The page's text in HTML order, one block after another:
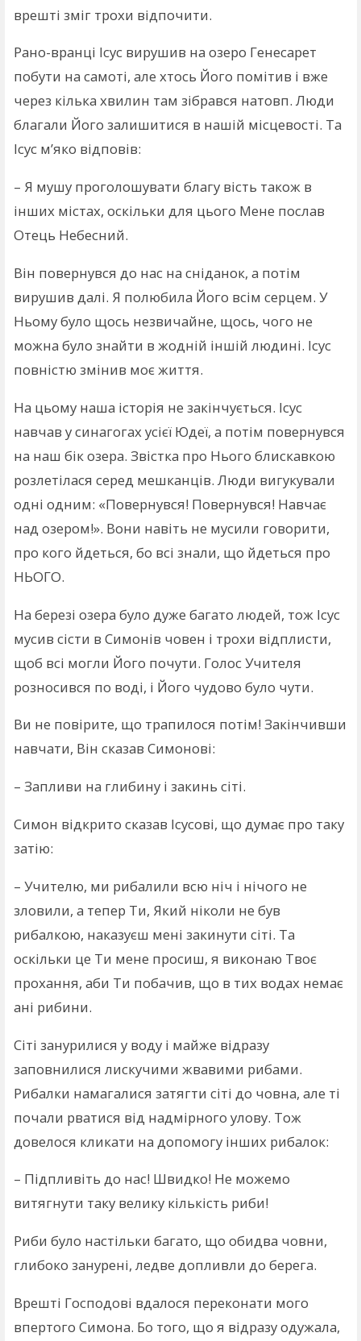
врешті зміг трохи відпочити.
Рано-вранці Ісус вирушив на озеро Генесарет
побути на самоті, але хтось Його помітив і вже
через кілька хвилин там зібрався натовп. Люди
благали Його залишитися в нашій місцевості. Та
Ісус м’яко відповів:
– Я мушу проголошувати благу вість також в
інших містах, оскільки для цього Мене послав
Отець Небесний.
Він повернувся до нас на сніданок, а потім
вирушив далі. Я полюбила Його всім серцем. У
Ньому було щось незвичайне, щось, чого не
можна було знайти в жодній іншій людині. Ісус
повністю змінив моє життя.
На цьому наша історія не закінчується. Ісус
навчав у синагогах усієї Юдеї, а потім повернувся
на наш бік озера. Звістка про Нього блискавкою
розлетілася серед мешканців. Люди вигукували
одні одним: «Повернувся! Повернувся! Навчає
над озером!». Вони навіть не мусили говорити,
про кого йдеться, бо всі знали, що йдеться про
НЬОГО.
На березі озера було дуже багато людей, тож Ісус
мусив сісти в Симонів човен і трохи відплисти,
щоб всі могли Його почути. Голос Учителя
розносився по воді, і Його чудово було чути.
Ви не повірите, що трапилося потім! Закінчивши
навчати, Він сказав Симонові:
– Запливи на глибину і закинь сіті.
Симон відкрито сказав Ісусові, що думає про таку
затію:
– Учителю, ми рибалили всю ніч і нічого не
зловили, а тепер Ти, Який ніколи не був
рибалкою, наказуєш мені закинути сіті. Та
оскільки це Ти мене просиш, я виконаю Твоє
прохання, аби Ти побачив, що в тих водах немає
ані рибини.
Сіті занурилися у воду і майже відразу
заповнилися лискучими жвавими рибами.
Рибалки намагалися затягти сіті до човна, але ті
почали рватися від надмірного улову. Тож
довелося кликати на допомогу інших рибалок:
– Підпливіть до нас! Швидко! Не можемо
витягнути таку велику кількість риби!
Риби було настільки багато, що обидва човни,
глибоко занурені, ледве допливли до берега.
Врешті Господові вдалося переконати мого
впертого Симона. Бо того, що я відразу одужала,